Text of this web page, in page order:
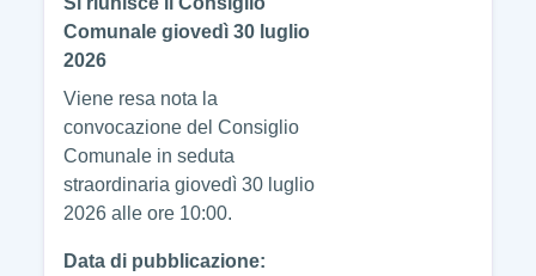
Comunale giovedì 30 luglio
2026
Viene resa nota la
convocazione del Consiglio
Comunale in seduta
straordinaria giovedì 30 luglio
2026 alle ore 10:00.
Data di pubblicazione: